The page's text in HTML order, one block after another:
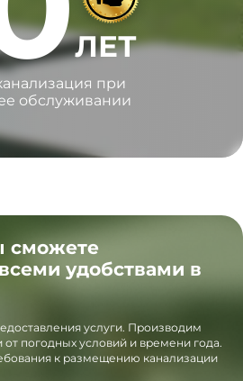
ЛЕТ
при
обслуживании
сможете
удобствами в
услуги. Производим
погодных условий и времени года.
к размещению канализации